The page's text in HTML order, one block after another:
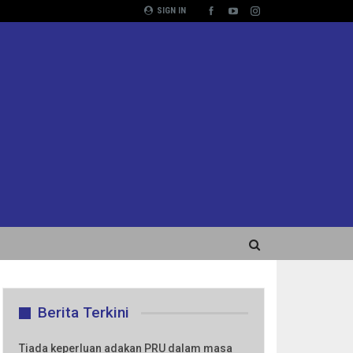
SIGN IN
Berita Terkini
Tiada keperluan adakan PRU dalam masa